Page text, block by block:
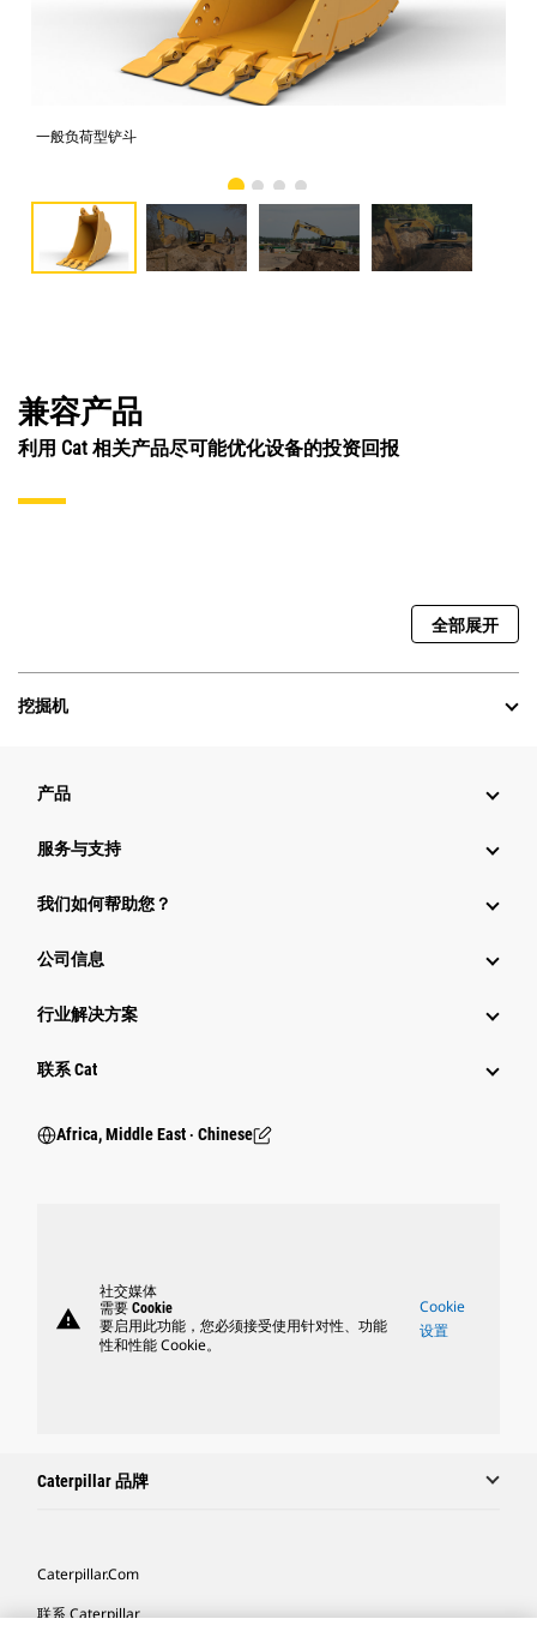
一般负荷型铲斗
兼容产品
利用 Cat 相关产品尽可能优化设备的投资回报
全部展开
挖掘机
产品
服务与支持
我们如何帮助您？
公司信息
行业解决方案
行业
联系 Cat
Africa, Middle East ‧ Chinese
warning
社交媒体
需要 Cookie
要启用此功能，您必须接受使用针对性、功能
性和性能 Cookie。
Cookie
设置
Caterpillar 品牌
Caterpillar.com
联系 Caterpillar